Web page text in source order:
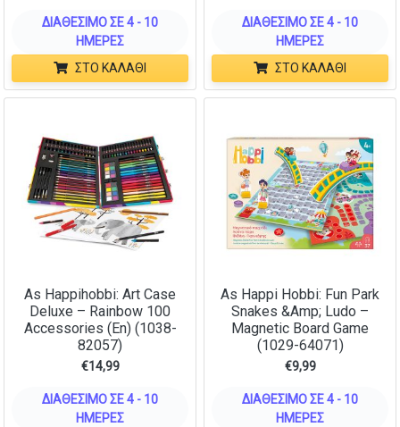
ΔΙΑΘΈΣΙΜΟ ΣΕ 4 - 10
ΗΜΈΡΕΣ
ΣΤΟ ΚΑΛΆΘΙ
ΔΙΑΘΈΣΙΜΟ ΣΕ 4 - 10
ΗΜΈΡΕΣ
ΣΤΟ ΚΑΛΆΘΙ
As Happihobbi: Art Case
Deluxe – Rainbow 100
Accessories (Εn) (1038-
82057)
€14,99
ΔΙΑΘΈΣΙΜΟ ΣΕ 4 - 10
ΗΜΈΡΕΣ
As Happi Hobbi: Fun Park
Snakes &Amp; Ludo –
Magnetic Board Game
(1029-64071)
€9,99
ΔΙΑΘΈΣΙΜΟ ΣΕ 4 - 10
ΗΜΈΡΕΣ